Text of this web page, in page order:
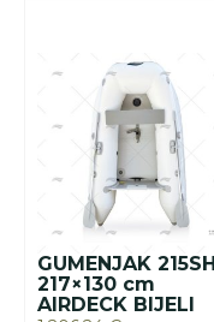
GUMENJAK 215SH
217×130 cm
AIRDECK BIJELI